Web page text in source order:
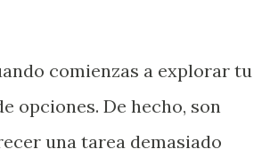
comienzas a explorar tu
opciones. De hecho, son
una tarea demasiado